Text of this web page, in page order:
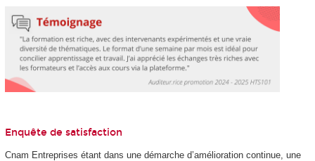
Enquête de satisfaction
Cnam Entreprises étant dans une démarche d’amélioration continue, une